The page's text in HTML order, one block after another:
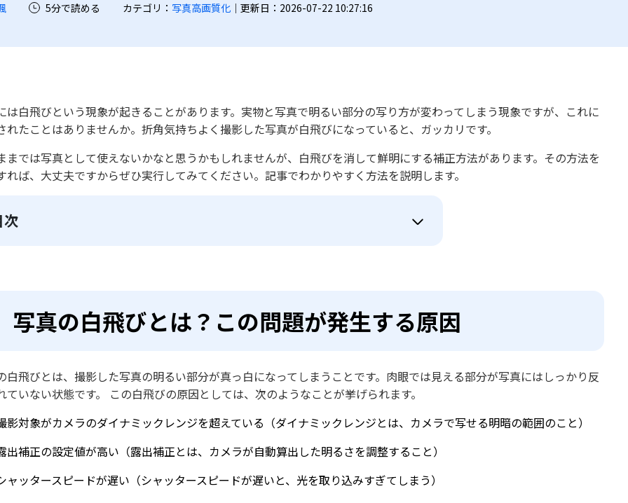
5分で読める カテゴリ： 写真高画質化 ｜更新日：2026-07-22 10:27:16
は白飛びという現象が起きることがあります。実物と写真で明るい部分の写り方が変わってしまう現象ですが、これに
れたことはありませんか。折角気持ちよく撮影した写真が白飛びになっていると、ガッカリです。
までは写真として使えないかなと思うかもしれませんが、白飛びを消して鮮明にする補正方法があります。その方法を
れば、大丈夫ですからぜひ実行してみてください。記事でわかりやすく方法を説明します。
次
写真の白飛びとは？この問題が発生する原因
白飛びとは、撮影した写真の明るい部分が真っ白になってしまうことです。肉眼では見える部分が写真にはしっかり反
ていない状態です。 この白飛びの原因としては、次のようなことが挙げられます。
影対象がカメラのダイナミックレンジを超えている（ダイナミックレンジとは、カメラで写せる明暗の範囲のこと）
出補正の設定値が高い（露出補正とは、カメラが自動算出した明るさを調整すること）
ャッタースピードが遅い（シャッタースピードが遅いと、光を取り込みすぎてしまう）